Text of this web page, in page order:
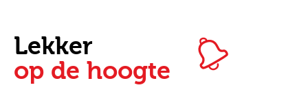
Lekker
op de hoogte